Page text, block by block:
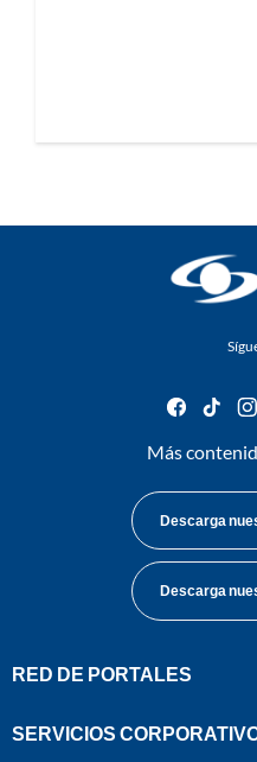
Más
Descarga
Descarga
RED DE PORTALES
SERVICIOS